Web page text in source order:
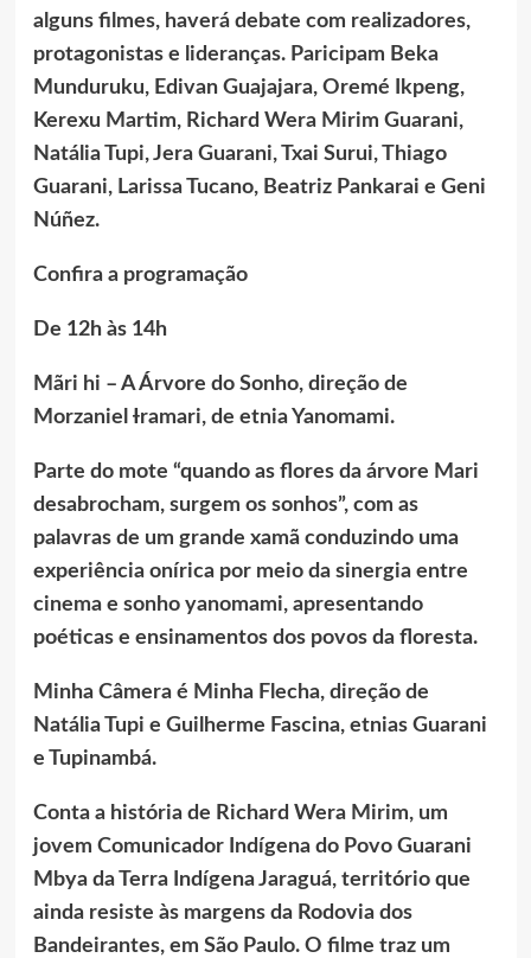
alguns filmes, haverá debate com realizadores,
protagonistas e lideranças. Paricipam Beka
Munduruku, Edivan Guajajara, Oremé Ikpeng,
Kerexu Martim, Richard Wera Mirim Guarani,
Natália Tupi, Jera Guarani, Txai Surui, Thiago
Guarani, Larissa Tucano, Beatriz Pankarai e Geni
Núñez.
Confira a programação
De 12h às 14h
Mãri hi – A Árvore do Sonho, direção de
Morzaniel Ɨramari, de etnia Yanomami.
Parte do mote “quando as flores da árvore Mari
desabrocham, surgem os sonhos”, com as
palavras de um grande xamã conduzindo uma
experiência onírica por meio da sinergia entre
cinema e sonho yanomami, apresentando
poéticas e ensinamentos dos povos da floresta.
Minha Câmera é Minha Flecha, direção de
Natália Tupi e Guilherme Fascina, etnias Guarani
e Tupinambá.
Conta a história de Richard Wera Mirim, um
jovem Comunicador Indígena do Povo Guarani
Mbya da Terra Indígena Jaraguá, território que
ainda resiste às margens da Rodovia dos
Bandeirantes, em São Paulo. O filme traz um